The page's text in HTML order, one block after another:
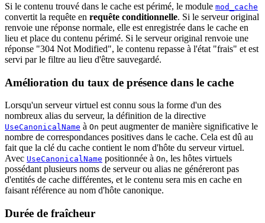
Si le contenu trouvé dans le cache est périmé, le module mod_cache
convertit la requête en requête conditionnelle. Si le serveur original
renvoie une réponse normale, elle est enregistrée dans le cache en
lieu et place du contenu périmé. Si le serveur original renvoie une
réponse "304 Not Modified", le contenu repasse à l'état "frais" et est
servi par le filtre au lieu d'être sauvegardé.
Amélioration du taux de présence dans le cache
Lorsqu'un serveur virtuel est connu sous la forme d'un des
nombreux alias du serveur, la définition de la directive
UseCanonicalName à On peut augmenter de manière significative le
nombre de correspondances positives dans le cache. Cela est dû au
fait que la clé du cache contient le nom d'hôte du serveur virtuel.
Avec UseCanonicalName positionnée à On, les hôtes virtuels
possédant plusieurs noms de serveur ou alias ne généreront pas
d'entités de cache différentes, et le contenu sera mis en cache en
faisant référence au nom d'hôte canonique.
Durée de fraîcheur